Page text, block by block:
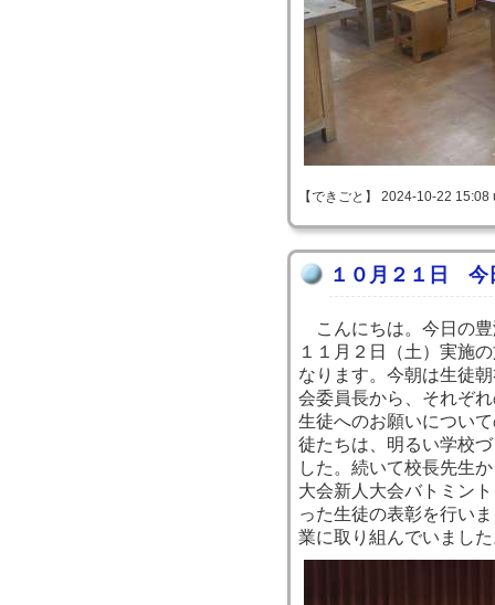
【できごと】 2024-10-22
１０月２１日 今
こんにちは。今日の豊
１１月２日（土）実施
なります。今朝は生徒
会委員長から、それぞ
生徒へのお願いについ
徒たちは、明るい学校
した。続いて校長先生
大会新人大会バトミン
った生徒の表彰を行い
業に取り組んでいまし